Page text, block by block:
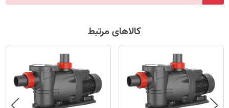
کالاهای مرتبط